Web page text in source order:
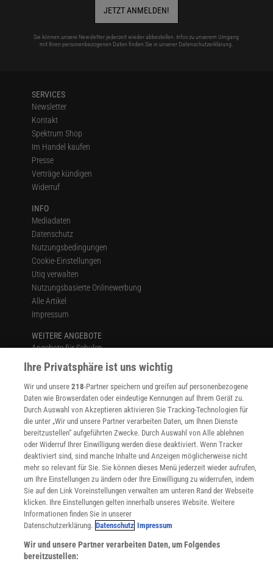
JETZT ANMELDEN!
Sie können unsere Newsletter jederzeit wieder abbestellen. Infos zu unserem Umgang
mit Ihren personenbezogenen Daten finden Sie in unserer Datenschutzerklärung
SERVICES
Newsletter
Kontakt
Spektrum Shop
Im Handel kaufen
Presse
Verträge kündigen
Widerruf
INFO
Mediadaten
Datenschutz
Nutzungsbedingungen
Cookie-Einstellungen
Utiq verwalten
Nutzungsbasierte Onlinewerbung
Alle Artikel
Impressum
WEITERE ANGEBOTE
Angebote für Schulen
Angebote für Institutionen
Sprachen lernen mit Gymglish
Lexika
Für Spektrum schreiben
Zugänglichkeitserklärung
WEBSEITEN
KielSCN
Wissenschaft in die Schulen
SciLogs
Uns finden Sie auch hier:
Ihre Privatsphäre ist uns wichtig
Wir und unsere218-Partner speichern und greifen auf personenbezogene
Daten wie Browserdaten oder eindeutige Kennungen auf Ihrem Gerät zu.
Durch Auswahl von Akzeptieren aktivieren Sie Tracking-Technologien für
die unter „Wir und unsere Partner verarbeiten Daten, um Ihnen Dienste
bereitzustellen“ aufgeführten Zwecke. Durch Auswahl von Alle ablehnen
oder Widerruf Ihrer Einwilligung werden diese deaktiviert. Wenn Tracker
deaktiviert sind, sind manche Inhalte und Anzeigen möglicherweise nicht
mehr so relevant für Sie. Sie können dieses Menü jederzeit wieder aufrufen,
um Ihre Einstellungen zu ändern oder Ihre Einwilligung zu widerrufen, indem
Sie auf den Link Voreinstellungen verwalten am unteren Rand der Webseite
klicken. Ihre Einstellungen gelten innerhalb unseres Website. Weitere
Informationen finden Sie in unserer
Datenschutzerklärung. Datenschutz Impressum
Wir und unsere Partner verarbeiten Daten, um Folgendes
bereitzustellen: